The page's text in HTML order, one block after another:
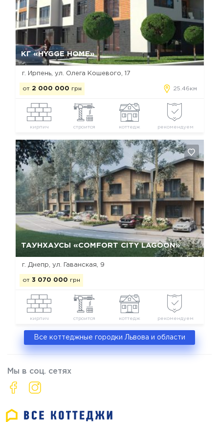
КГ «HYGGE HOME»
г. Ирпень, ул. Олега Кошевого, 17
от 2 000 000 грн 25.46км
кирпич строится коттедж рекомендуем
Да, удалить Отмена
ТАУНХАУСЫ «COMFORT CITY LAGOON»
г. Днепр, ул. Гаванская, 9
от 3 070 000 грн
кирпич строится коттедж рекомендуем
Да, удалить
Все коттеджные городки Львова и области
Мы в соц. сетях